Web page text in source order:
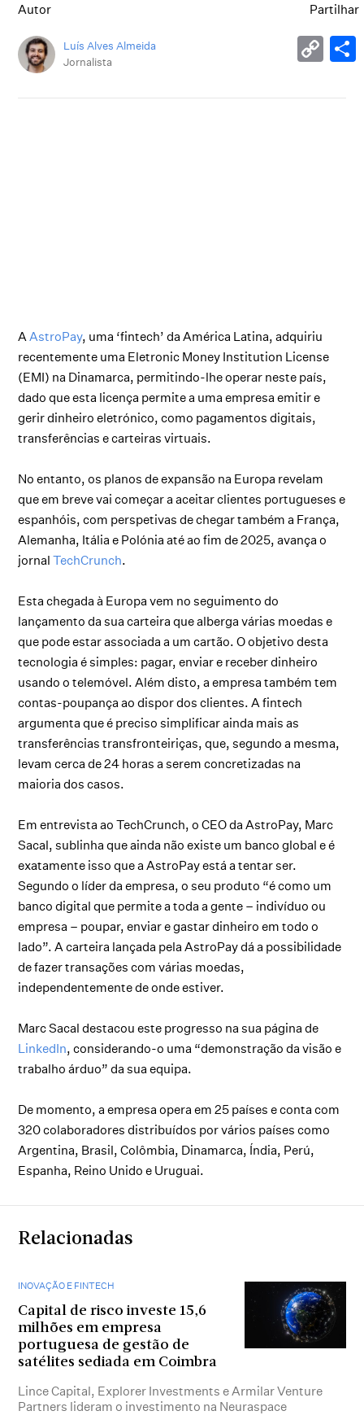
Autor
Luís Alves Almeida
Jornalista
Partilhar
AAstroPay, uma ‘fintech’ da América Latina, adquiriu
recentemente uma Eletronic Money Institution License
(EMI) na Dinamarca, permitindo-lhe operar neste país,
dado que esta licença permite a uma empresa emitir e
gerir dinheiro eletrónico, como pagamentos digitais,
transferências e carteiras virtuais.
No entanto, os planos de expansão na Europa revelam
que em breve vai começar a aceitar clientes portugueses e
espanhóis, com perspetivas de chegar também a França,
Alemanha, Itália e Polónia até ao fim de 2025, avança o
jornalTechCrunch.
Esta chegada à Europa vem no seguimento do
lançamento da sua carteira que alberga várias moedas e
que pode estar associada a um cartão. O objetivo desta
tecnologia é simples: pagar, enviar e receber dinheiro
usando o telemóvel. Além disto, a empresa também tem
contas-poupança ao dispor dos clientes. A fintech
argumenta que é preciso simplificar ainda mais as
transferências transfronteiriças, que, segundo a mesma,
levam cerca de 24 horas a serem concretizadas na
maioria dos casos.
Em entrevista ao TechCrunch, o CEO da AstroPay, Marc
Sacal, sublinha que ainda não existe um banco global e é
exatamente isso que a AstroPay está a tentar ser.
Segundo o líder da empresa, o seu produto “é como um
banco digital que permite a toda a gente – indivíduo ou
empresa – poupar, enviar e gastar dinheiro em todo o
lado”. A carteira lançada pela AstroPay dá a possibilidade
de fazer transações com várias moedas,
independentemente de onde estiver.
Marc Sacal destacou este progresso na sua página de
LinkedIn, considerando-o uma “demonstração da visão e
trabalho árduo” da sua equipa.
De momento, a empresa opera em 25 países e conta com
320 colaboradores distribuídos por vários países como
Argentina, Brasil, Colômbia, Dinamarca, Índia, Perú,
Espanha, Reino Unido e Uruguai.
Relacionadas
INOVAÇÃO E FINTECH
Capital de risco investe 15,6
milhões em empresa
portuguesa de gestão de
satélites sediada em Coimbra
Lince Capital, Explorer Investments e Armilar Venture
Partners lideram o investimento na Neuraspace